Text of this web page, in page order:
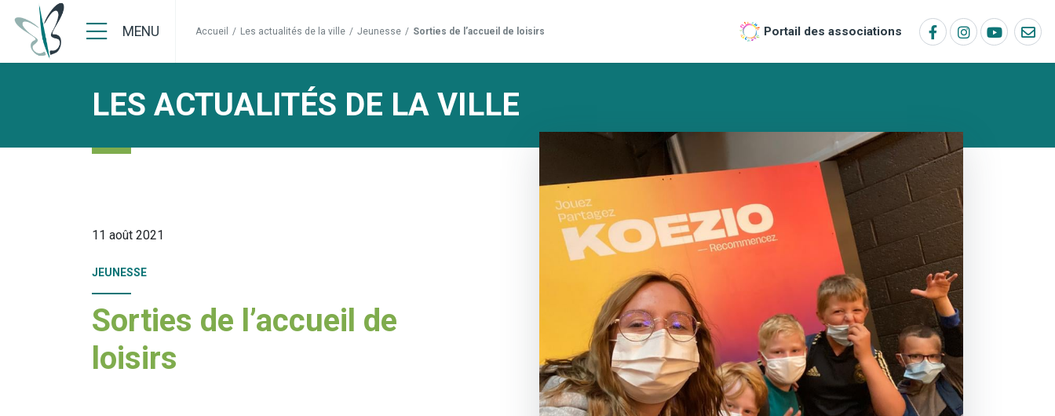
MENU Accueil / Les actualités de la ville / Jeunesse / Sorties de l’accueil de loisirs Portail des associations
LES ACTUALITÉS DE LA VILLE
11 août 2021
JEUNESSE
Sorties de l’accueil de
loisirs